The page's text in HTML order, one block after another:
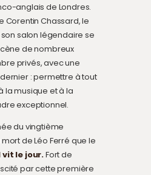
anglais de Londres.
Corentin Chassard, le
salon légendaire se
de nombreux
privés, avec une
: permettre à tout
la musique et à la
exceptionnel.
du vingtième
de Léo Ferré que le
le jour.Fort de
par cette première